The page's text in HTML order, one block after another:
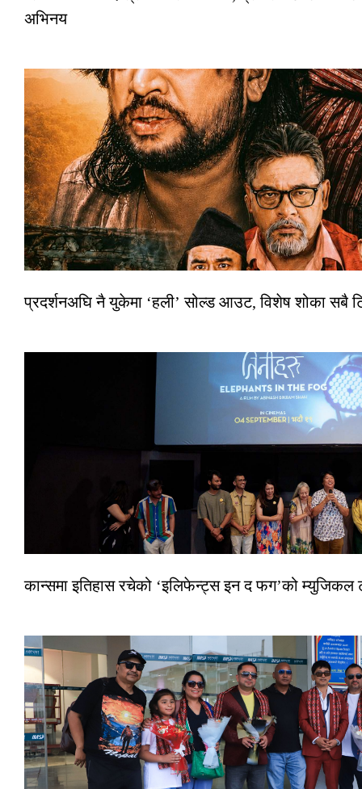
अभिनय
प्रदर्शनअघि नै युकेमा ‘हली’ सोल्ड आउट, विशेष शोका सबै
कान्समा इतिहास रचेको ‘इलिफेन्ट्स इन द फग’को म्युजिकल